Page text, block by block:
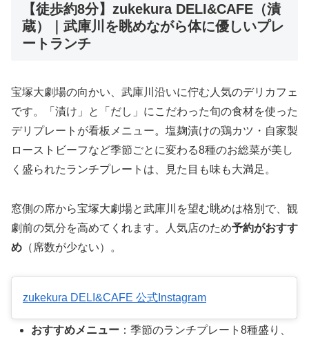
【徒歩約8分】zukekura DELI&CAFE（漬
蔵）｜武庫川を眺めながら体に優しいプレ
ートランチ
宝塚大劇場の向かい、武庫川沿いに佇む人気のデリカフェ
です。「漬け」と「だし」にこだわった旬の食材を使った
デリプレートが看板メニュー。塩麹漬けの鶏カツ・自家製
ローストビーフなど季節ごとに変わる8種のお総菜が美し
く盛られたランチプレートは、見た目も味も大満足。
窓側の席から宝塚大劇場と武庫川を望む眺めは格別で、観
劇前の気分を高めてくれます。人気店のため予約がおすす
め （席数が少ない）。
zukekura DELI&CAFE 公式Instagram
おすすめメニュー ：季節のランチプレート8種盛り、